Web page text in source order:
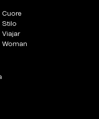
Cuore
Stilo
Viajar
Woman